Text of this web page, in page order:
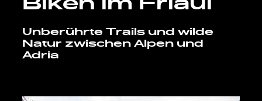
Modelle
Konfigurator
Unberührte Trails und wilde
Natur zwischen Alpen und
Adria